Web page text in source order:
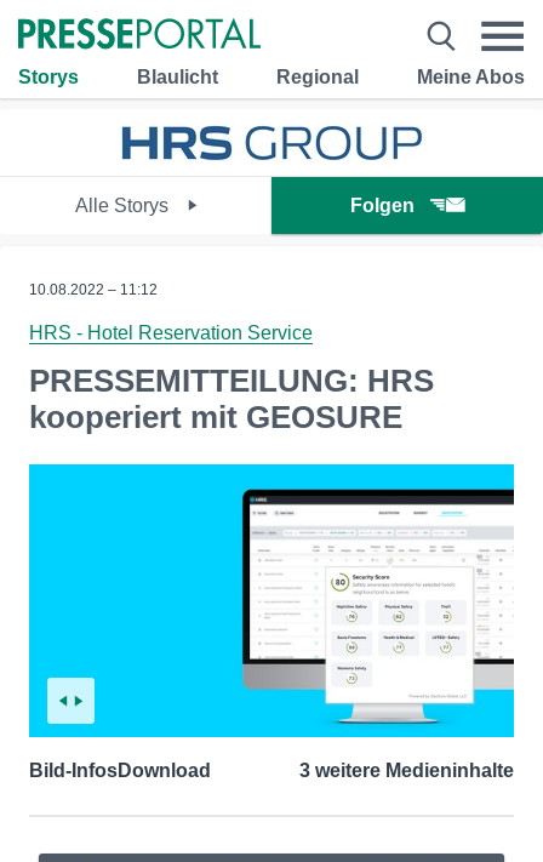
Storys Blaulicht Regional Meine Abos
Alle Storys Folgen
10.08.2022 – 11:12
HRS - Hotel Reservation Service
PRESSEMITTEILUNG: HRS
kooperiert mit GEOSURE
Bild-InfosDownload 3 weitere Medieninhalte